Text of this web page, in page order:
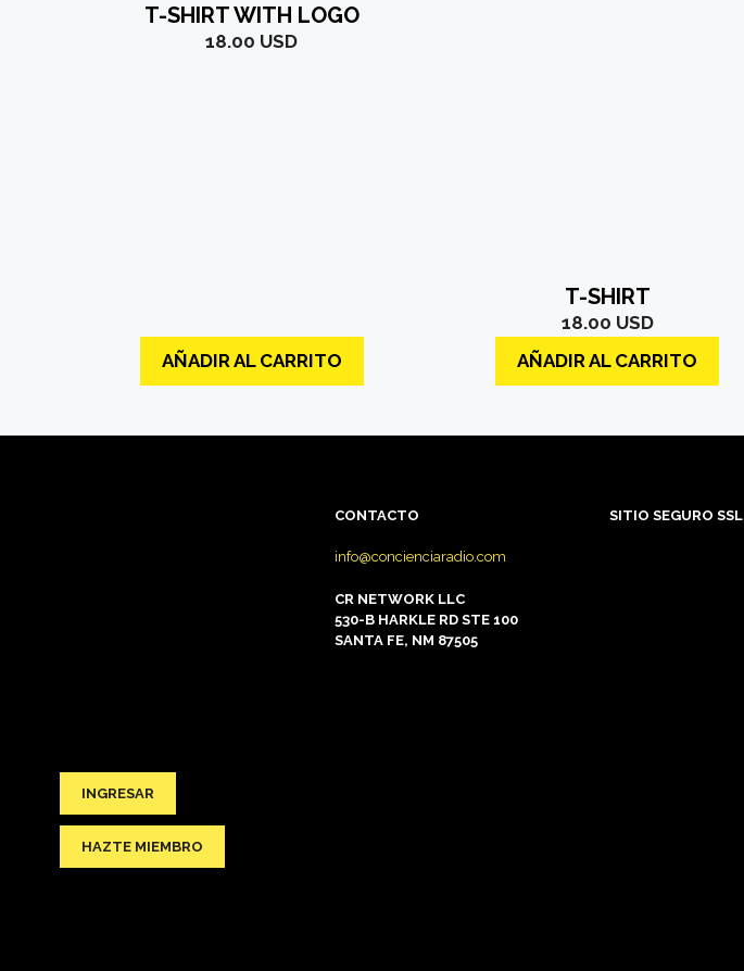
T-SHIRT WITH LOGO
18.00 USD
AÑADIR AL CARRITO
T-SHIRT
18.00 USD
AÑADIR AL CARRITO
INGRESAR
HAZTE MIEMBRO
CONTACTO
info@concienciaradio.com
CR NETWORK LLC
530-B HARKLE RD STE 100
SANTA FE, NM 87505
SITIO SEGURO SSL